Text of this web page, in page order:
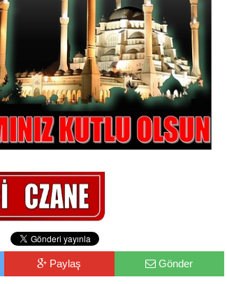
Paylaş Gönder